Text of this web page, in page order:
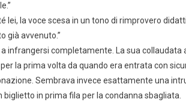
lei, la voce scesa in un tono di rimprovero
già avvenuto.”
a infrangersi completamente. La sua
per la prima volta da quando era entrata con
Sembrava invece esattamente una
in prima fila per la condanna sbagliata.